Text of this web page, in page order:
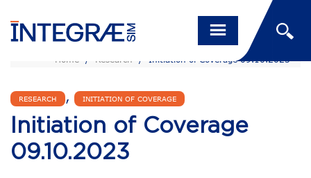
Home / Research / Initiation of Coverage 09.10.2023
RESEARCH , INITIATION OF COVERAGE
Initiation of Coverage
09.10.2023